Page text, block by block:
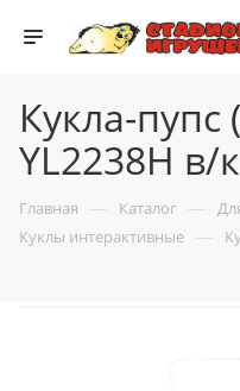
Кукла-пупс
YL2238H в/к
Главная — Каталог —
Куклы интерактивные —